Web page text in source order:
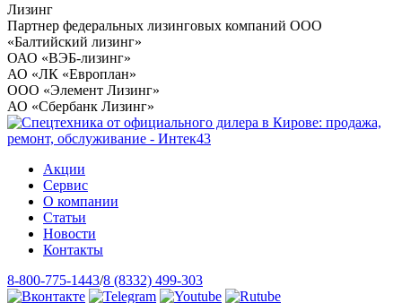
Лизинг
Партнер федеральных лизинговых компаний ООО
«Балтийский лизинг»
ОАО «ВЭБ-лизинг»
АО «ЛК «Европлан»
ООО «Элемент Лизинг»
АО «Сбербанк Лизинг»
Акции
Сервис
О компании
Статьи
Новости
Контакты
8-800-775-1443/8 (8332) 499-303